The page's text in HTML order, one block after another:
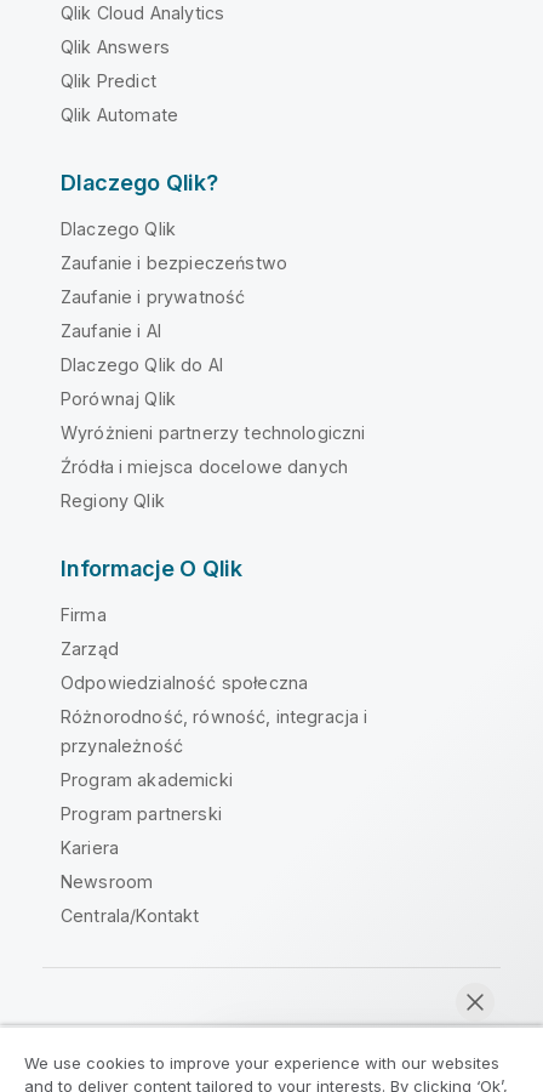
Qlik Cloud Analytics
Qlik Answers
Qlik Predict
Qlik Automate
Dlaczego Qlik?
Dlaczego Qlik
Zaufanie i bezpieczeństwo
Zaufanie i prywatność
Zaufanie i AI
Dlaczego Qlik do AI
Porównaj Qlik
Wyróżnieni partnerzy technologiczni
Źródła i miejsca docelowe danych
Regiony Qlik
Informacje O Qlik
Firma
Zarząd
Odpowiedzialność społeczna
Różnorodność, równość, integracja i
przynależność
Program akademicki
Program partnerski
Kariera
Newsroom
Centrala/Kontakt
We use cookies to improve your experience with our websites
and to deliver content tailored to your interests. By clicking ‘Ok’,